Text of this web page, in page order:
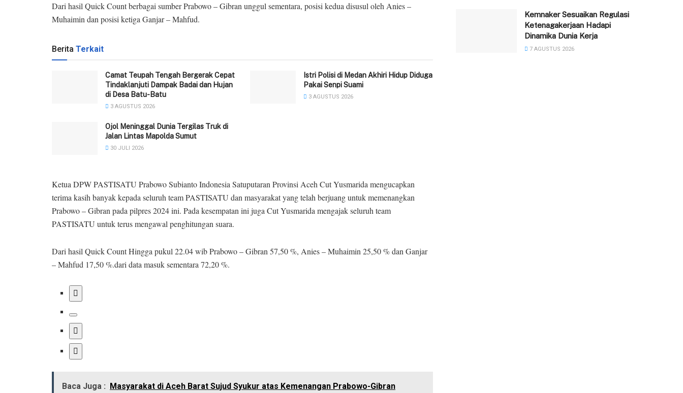
Dari hasil Quick Count berbagai sumber Prabowo – Gibran unggul sementara, posisi kedua disusul oleh Anies –
Muhaimin dan posisi ketiga Ganjar – Mahfud.
Berita Terkait
Camat Teupah Tengah Bergerak Cepat
Tindaklanjuti Dampak Badai dan Hujan
di Desa Batu-Batu
3 AGUSTUS 2026
‎Istri Polisi di Medan Akhiri Hidup Diduga
Pakai Senpi Suami
3 AGUSTUS 2026
Ojol Meninggal Dunia Tergilas Truk di
Jalan Lintas Mapolda Sumut
30 JULI 2026
Ketua DPW PASTISATU Prabowo Subianto Indonesia Satuputaran Provinsi Aceh Cut Yusmarida mengucapkan
terima kasih banyak kepada seluruh team PASTISATU dan masyarakat yang telah berjuang untuk memenangkan
Prabowo – Gibran pada pilpres 2024 ini. Pada kesempatan ini juga Cut Yusmarida mengajak seluruh team
PASTISATU untuk terus mengawal penghitungan suara.
Dari hasil Quick Count Hingga pukul 22.04 wib Prabowo – Gibran 57,50 %, Anies – Muhaimin 25,50 % dan Ganjar
– Mahfud 17,50 %.dari data masuk sementara 72,20 %.
Baca Juga : Masyarakat di Aceh Barat Sujud Syukur atas Kemenangan Prabowo-Gibran
Kemnaker Sesuaikan Regulasi
Ketenagakerjaan Hadapi
Dinamika Dunia Kerja
7 AGUSTUS 2026